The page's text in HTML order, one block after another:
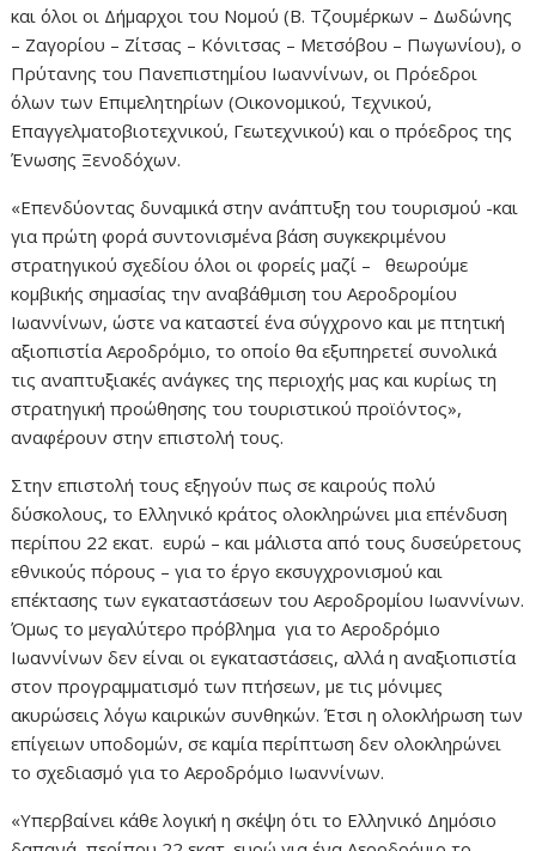
και όλοι οι Δήμαρχοι του Νομού (Β. Τζουμέρκων – Δωδώνης
– Ζαγορίου – Ζίτσας – Κόνιτσας – Μετσόβου – Πωγωνίου), ο
Πρύτανης του Πανεπιστημίου Ιωαννίνων, οι Πρόεδροι
όλων των Επιμελητηρίων (Οικονομικού, Τεχνικού,
Επαγγελματοβιοτεχνικού, Γεωτεχνικού) και ο πρόεδρος της
Ένωσης Ξενοδόχων.
«Επενδύοντας δυναμικά στην ανάπτυξη του τουρισμού -και
για πρώτη φορά συντονισμένα βάση συγκεκριμένου
στρατηγικού σχεδίου όλοι οι φορείς μαζί – θεωρούμε
κομβικής σημασίας την αναβάθμιση του Αεροδρομίου
Ιωαννίνων, ώστε να καταστεί ένα σύγχρονο και με πτητική
αξιοπιστία Αεροδρόμιο, το οποίο θα εξυπηρετεί συνολικά
τις αναπτυξιακές ανάγκες της περιοχής μας και κυρίως τη
στρατηγική προώθησης του τουριστικού προϊόντος»,
αναφέρουν στην επιστολή τους.
Στην επιστολή τους εξηγούν πως σε καιρούς πολύ
δύσκολους, το Ελληνικό κράτος ολοκληρώνει μια επένδυση
περίπου 22 εκατ. ευρώ – και μάλιστα από τους δυσεύρετους
εθνικούς πόρους – για το έργο εκσυγχρονισμού και
επέκτασης των εγκαταστάσεων του Αεροδρομίου Ιωαννίνων.
Όμως το μεγαλύτερο πρόβλημα για το Αεροδρόμιο
Ιωαννίνων δεν είναι οι εγκαταστάσεις, αλλά η αναξιοπιστία
στον προγραμματισμό των πτήσεων, με τις μόνιμες
ακυρώσεις λόγω καιρικών συνθηκών. Έτσι η ολοκλήρωση των
επίγειων υποδομών, σε καμία περίπτωση δεν ολοκληρώνει
το σχεδιασμό για το Αεροδρόμιο Ιωαννίνων.
«Υπερβαίνει κάθε λογική η σκέψη ότι το Ελληνικό Δημόσιο